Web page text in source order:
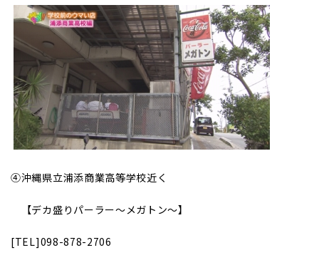
④沖縄県立浦添商業高等学校近く
【デカ盛りパーラー～メガトン～】
[TEL]098-878-2706